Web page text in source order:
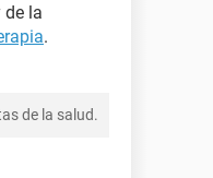
la
.
de la salud.